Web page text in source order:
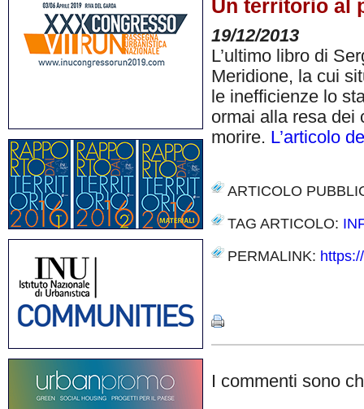
Un territorio al
19/12/2013
L’ultimo libro di
Meridione, la cui
le inefficienze lo
ormai alla resa dei
morire. L’articolo
ARTICOLO
TAG ARTICOLO:
PERMALINK:
I commenti sono